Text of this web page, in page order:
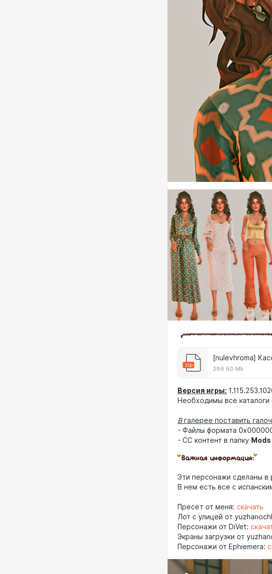
zip
[nulevhroma]
286.60 Mb
Версия игры:
Необходимы все
Вгалерее поставить
- Файлы формата
- CC контент в папку Mods
Эти персонажи сделаны в
В нем есть все с
Пресет от меня: скачать
Лот с улицей от
Персонажи от DiVet:
Экраны загрузки от
Персонажи от Ephiemera: